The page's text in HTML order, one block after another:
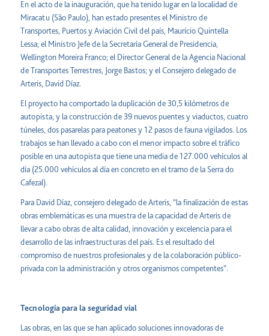
En el acto de la inauguración, que ha tenido lugar en la localidad de
Miracatu (São Paulo), han estado presentes el Ministro de
Transportes, Puertos y Aviación Civil del país, Maurício Quintella
Lessa; el Ministro Jefe de la Secretaría General de Presidencia,
Wellington Moreira Franco; el Director General de la Agencia Nacional
de Transportes Terrestres, Jorge Bastos; y el Consejero delegado de
Arteris, David Díaz.
El proyecto ha comportado la duplicación de 30,5 kilómetros de
autopista, y la construcción de 39 nuevos puentes y viaductos, cuatro
túneles, dos pasarelas para peatones y 12 pasos de fauna vigilados. Los
trabajos se han llevado a cabo con el menor impacto sobre el tráfico
posible en una autopista que tiene una media de 127.000 vehículos al
día (25.000 vehículos al día en concreto en el tramo de la Serra do
Cafezal).
Para David Díaz, consejero delegado de Arteris, “la finalización de estas
obras emblemáticas es una muestra de la capacidad de Arteris de
llevar a cabo obras de alta calidad, innovación y excelencia para el
desarrollo de las infraestructuras del país. Es el resultado del
compromiso de nuestros profesionales y de la colaboración público-
privada con la administración y otros organismos competentes”.
Tecnología para la seguridad vial
Las obras, en las que se han aplicado soluciones innovadoras de